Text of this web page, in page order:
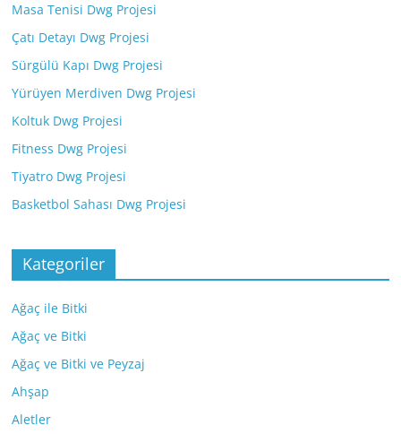
Masa Tenisi Dwg Projesi
Çatı Detayı Dwg Projesi
Sürgülü Kapı Dwg Projesi
Yürüyen Merdiven Dwg Projesi
Koltuk Dwg Projesi
Fitness Dwg Projesi
Tiyatro Dwg Projesi
Basketbol Sahası Dwg Projesi
Kategoriler
Ağaç ile Bitki
Ağaç ve Bitki
Ağaç ve Bitki ve Peyzaj
Ahşap
Aletler